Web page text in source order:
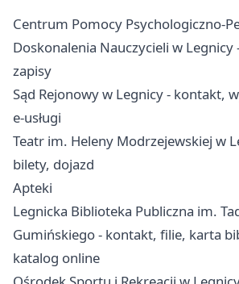
Centrum Pomocy Psychologiczno-
Doskonalenia Nauczycieli w
zapisy
Sąd Rejonowy w Legnicy - kontakt,
e-usługi
Teatr im. Heleny Modrzejewskiej w
bilety, dojazd
Apteki
Legnicka Biblioteka Publiczna im.
Gumińskiego - kontakt, filie, karta
katalog online